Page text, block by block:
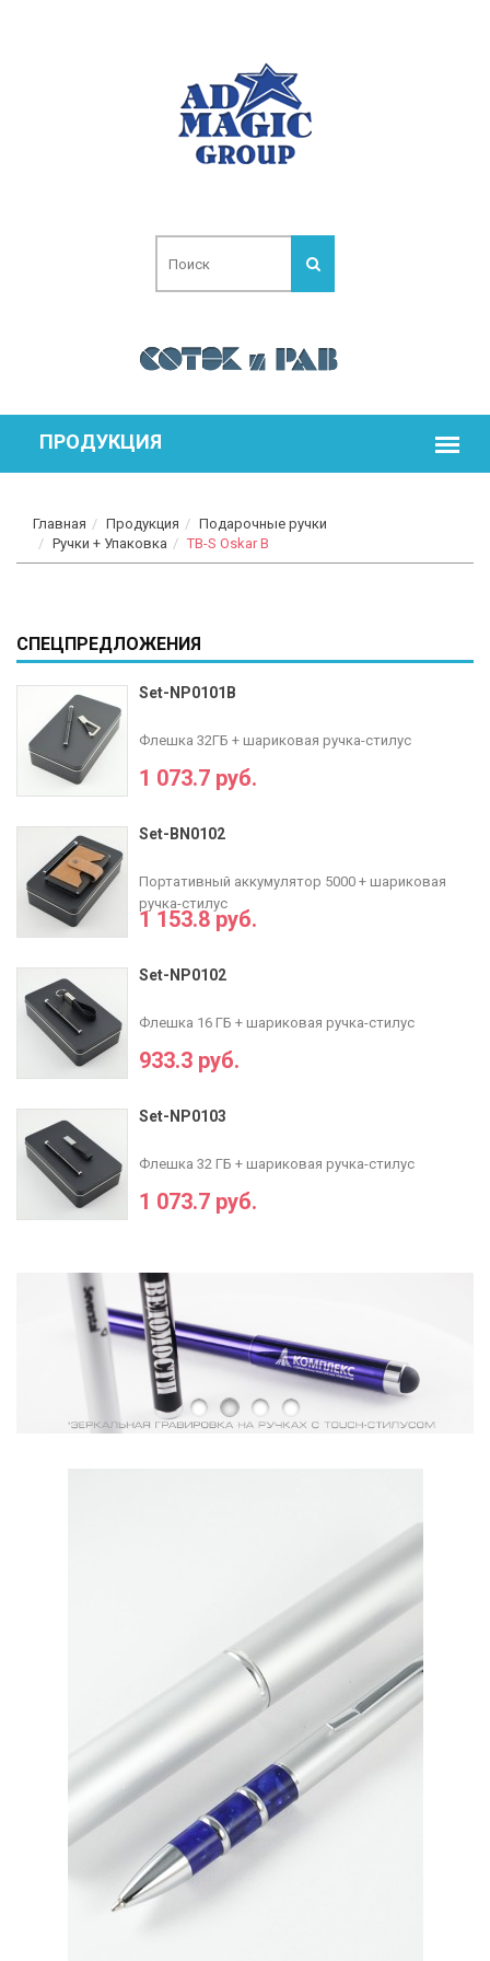
Главная Продукция
Подарочные ручки
Ручки + Упаковка
TB-S Oskar B
СПЕЦПРЕДЛОЖЕНИЯ
Set-NP0101B
Флешка 32ГБ + шариковая ручка-стилус
1 073.7 руб.
Set-BN0102
Портативный аккумулятор 5000 + шариковая
ручка-стилус
1 153.8 руб.
Set-NP0102
Флешка 16 ГБ + шариковая ручка-стилус
933.3 руб.
Set-NP0103
Флешка 32 ГБ + шариковая ручка-стилус
1 073.7 руб.